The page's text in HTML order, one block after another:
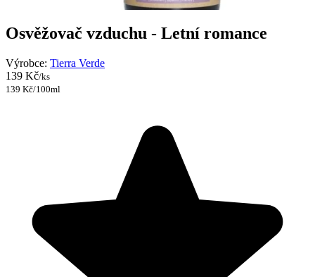
Osvěžovač vzduchu - Letní romance
Výrobce: Tierra Verde
139 Kč/ks
139 Kč/100ml